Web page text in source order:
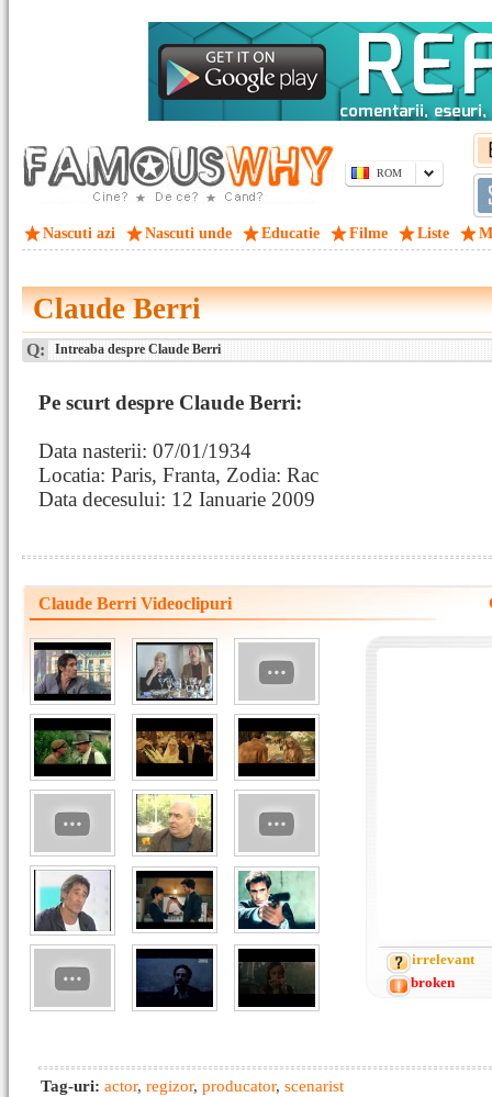
ROM
Nascuti azi Nascuti unde Educatie Filme Liste
Claude Berri
Q: Intreaba despre Claude Berri
Pe scurt despre Claude Berri:
Data nasterii: 07/01/1934
Locatia: Paris, Franta, Zodia: Rac
Data decesului: 12 Ianuarie 2009
Claude Berri Videoclipuri
irrelevant
broken
Tag-uri: actor, regizor, producator, scenarist